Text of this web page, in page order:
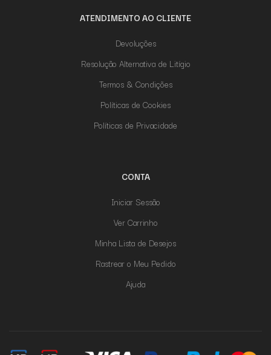
ATENDIMENTO AO CLIENTE
Devoluções
Resolução Alternativa de Litígio
Termos & Condições
Políticas de Cookies
Políticas de Privacidade
CONTA
Iniciar Sessão
Ver Carrinho
Minha Lista de Desejos
Rastrear o Meu Pedido
Ajuda